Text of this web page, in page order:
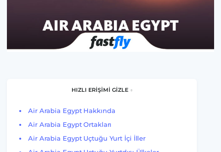
HIZLI ERİŞİMİ GİZLE
Air Arabia Egypt Hakkında
Air Arabia Egypt Ortakları
Air Arabia Egypt Uçtuğu Yurt İçi İller